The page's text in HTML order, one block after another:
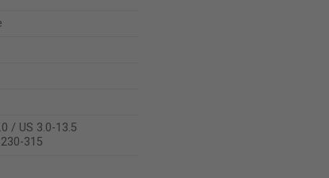
/ US 3.0-13.5
315